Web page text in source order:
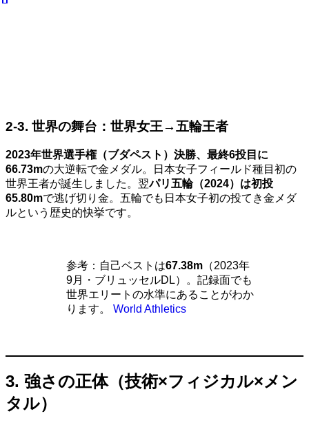
2-3. 世界の舞台：世界女王→五輪王者
2023年世界選手権（ブダペスト）決勝、最終6投目に
66.73mの大逆転で金メダル。日本女子フィールド種目初の
世界王者が誕生しました。翌パリ五輪（2024）は初投
65.80mで逃げ切り金。五輪でも日本女子初の投てき金メダ
ルという歴史的快挙です。
参考：自己ベストは67.38m （2023年
9月・ブリュッセルDL）。記録面でも
世界エリートの水準にあることがわか
ります。 World Athletics
3. 強さの正体（技術×フィジカル×メン
タル）